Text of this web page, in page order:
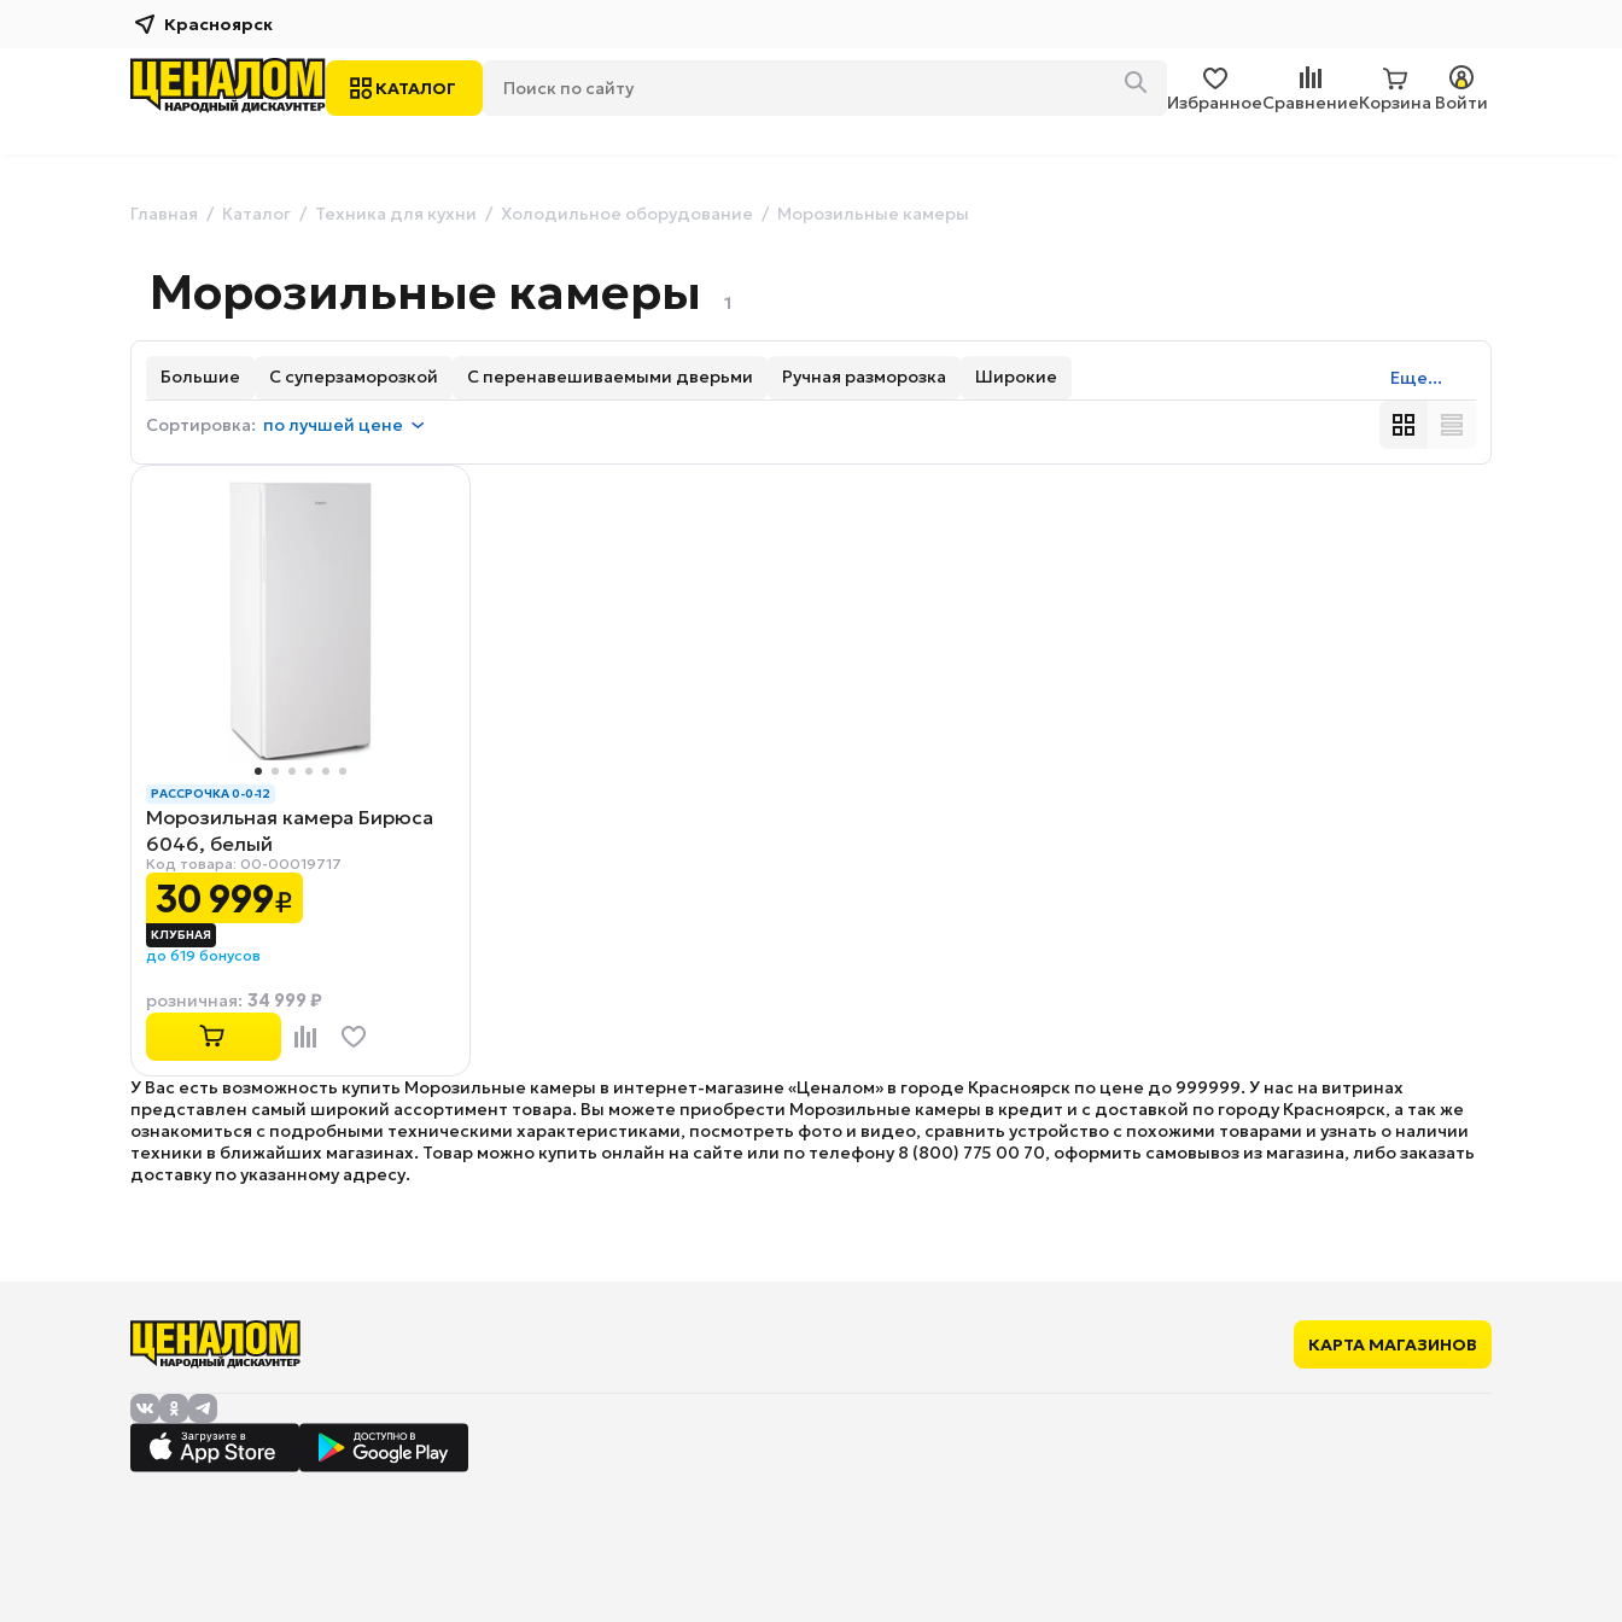
Красноярск
КАТАЛОГ
ИзбранноеСравнениеКорзина Войти
Главная Каталог Техника для кухни Холодильное оборудование Морозильные камеры
Морозильные камеры 1
Еще...
Большие С суперзаморозкой С перенавешиваемыми дверьми Ручная разморозка Широкие
Сортировка: получшей цене
РАССРОЧКА 0-0-12
Морозильная камера Бирюса
6046, белый
Код товара: 00-00019717
30 999₽
до 619 бонусов
розничная: 34 999 ₽
У Вас есть возможность купить Морозильные камеры в интернет-магазине «Ценалом» в городе Красноярск по цене до 999999. У нас на витринах
представлен самый широкий ассортимент товара. Вы можете приобрести Морозильные камеры в кредит и с доставкой по городу Красноярск, а так же
ознакомиться с подробными техническими характеристиками, посмотреть фото и видео, сравнить устройство с похожими товарами и узнать о наличии
техники в ближайших магазинах. Товар можно купить онлайн на сайте или по телефону 8 (800) 775 00 70, оформить самовывоз из магазина, либо заказать
доставку по указанному адресу.
КАРТА МАГАЗИНОВ